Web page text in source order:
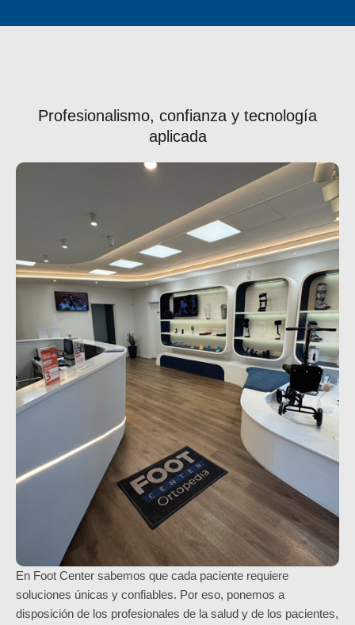
Profesionalismo, confianza y tecnología
aplicada
En Foot Center sabemos que cada paciente requiere
soluciones únicas y confiables. Por eso, ponemos a
disposición de los profesionales de la salud y de los pacientes,